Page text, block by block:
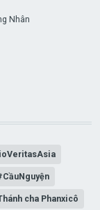
Nhân
cha Phanxicô